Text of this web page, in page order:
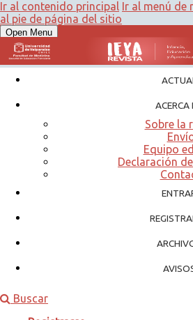
Ir al contenido principal Ir al menú de
al pie de página del sitio
Open Menu
ACERCA
Sobre la
Equipo
Declaración
Buscar